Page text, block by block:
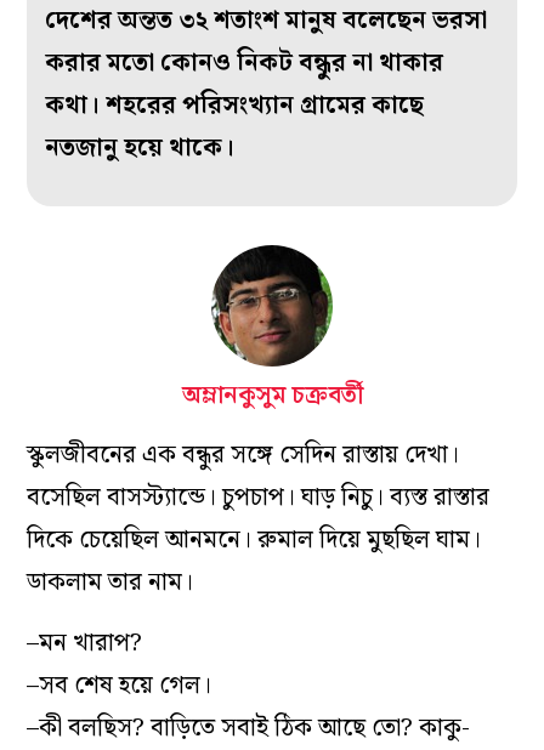
দেশের অন্তত ৩২ শতাংশ মানুষ বলেছেন ভরসা
করার মতো কোনও নিকট বন্ধুর না থাকার
কথা। শহরের পরিসংখ্যান গ্রামের কাছে
নতজানু হয়ে থাকে।
অম্লানকুসুম চক্রবর্তী
স্কুলজীবনের এক বন্ধুর সঙ্গে সেদিন রাস্তায় দেখা।
বসেছিল বাসস্ট্যান্ডে। চুপচাপ। ঘাড় নিচু। ব্যস্ত রাস্তার
দিকে চেয়েছিল আনমনে। রুমাল দিয়ে মুছছিল ঘাম।
ডাকলাম তার নাম।
–মন খারাপ?
–সব শেষ হয়ে গেল।
–কী বলছিস? বাড়িতে সবাই ঠিক আছে তো? কাকু-